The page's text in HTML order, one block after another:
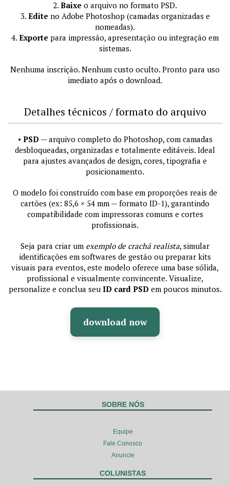
2. Baixe o arquivo no formato PSD.
3. Edite no Adobe Photoshop (camadas organizadas e
nomeadas).
4. Exporte para impressão, apresentação ou integração em
sistemas.
Nenhuma inscrição. Nenhum custo oculto. Pronto para uso
imediato após o download.
Detalhes técnicos / formato do arquivo
• PSD — arquivo completo do Photoshop, com camadas
desbloqueadas, organizadas e totalmente editáveis. Ideal
para ajustes avançados de design, cores, tipografia e
posicionamento.
O modelo foi construído com base em proporções reais de
cartões (ex: 85,6 × 54 mm — formato ID-1), garantindo
compatibilidade com impressoras comuns e cortes
profissionais.
Seja para criar um exemplo de crachá realista, simular
identificações em softwares de gestão ou preparar kits
visuais para eventos, este modelo oferece uma base sólida,
profissional e visualmente convincente. Visualize,
personalize e conclua seu ID card PSD em poucos minutos.
download now
SOBRE NÓS
Equipe
Fale Conosco
Anuncie
COLUNISTAS